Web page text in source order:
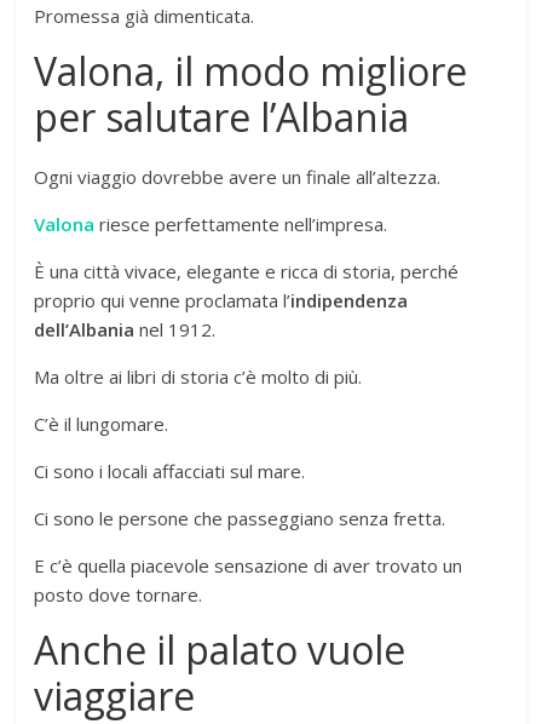
Promessa già dimenticata.
Valona, il modo migliore
per salutare l’Albania
Ogni viaggio dovrebbe avere un finale all’altezza.
Valona riesce perfettamente nell’impresa.
È una città vivace, elegante e ricca di storia, perché
proprio qui venne proclamata l’indipendenza
dell’Albania nel 1912.
Ma oltre ai libri di storia c’è molto di più.
C’è il lungomare.
Ci sono i locali affacciati sul mare.
Ci sono le persone che passeggiano senza fretta.
E c’è quella piacevole sensazione di aver trovato un
posto dove tornare.
Anche il palato vuole
viaggiare